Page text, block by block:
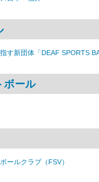
す新団体「DEAF SPORTS
ボール
ールクラブ（FSV）